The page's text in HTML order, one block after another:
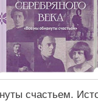
счастьем.